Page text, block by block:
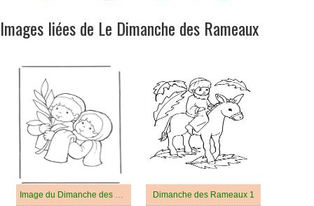
Images liées de Le Dimanche des Rameaux
Image du Dimanche des Rameaux Dimanche des Rameaux 1